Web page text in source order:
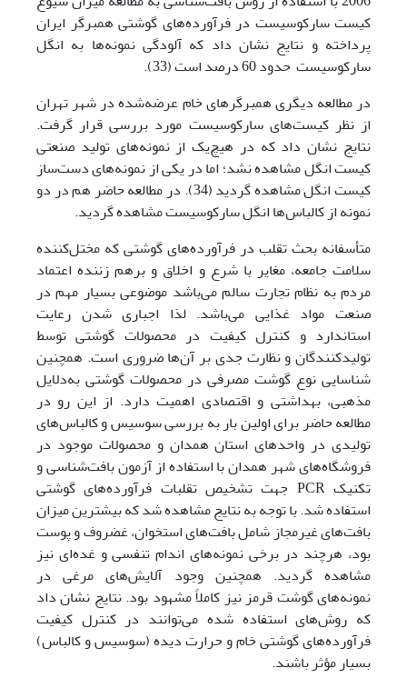
کیست سارکوسیست در فرآورده‌های گوشتی همبرگر ایران
پرداخته و نتایج نشان داد که آلودگی نمونه‌ها به انگل
سارکوسیست ‏ حدود 60 درصد است (33).
در مطالعه دیگری همبرگرهای خام عرضه‌شده در شهر تهران
از نظر کیست‌های سارکوسیست مورد بررسی قرار گرفت.
نتایج نشان داد که در هیچ‌یک از نمونه‌های تولید صنعتی
کیست انگل مشاهده نشد؛ اما در یکی از نمونه‌های دست‌ساز
کیست انگل مشاهده گردید (34). در مطالعه حاضر هم در دو
نمونه از کالباس‌ها انگل سارکوسیست مشاهده گردید.
متأسفانه بحث تقلب در فرآورده‌های گوشتی که مختل‌کننده
سلامت جامعه، مغایر با شرع و اخلاق و برهم زننده‌ اعتماد
مردم به نظام تجارت سالم می‌باشد موضوعی بسیار مهم در
صنعت مواد غذایی می‌باشد. لذا اجباری شدن رعایت
استاندارد و کنترل کیفیت در محصولات گوشتی توسط
تولیدکنندگان و نظارت جدی بر آن‌ها ضروری است. همچنین
شناسایی نوع گوشت مصرفی در محصولات گوشتی به‌دلایل
مذهبی، بهداشتی و اقتصادی اهمیت دارد. از این رو در
مطالعه حاضر برای اولین بار به بررسی سوسیس و کالباس‌های
تولیدی در واحدهای استان همدان و محصولات موجود در
فروشگاه‌های شهر همدان با استفاده از آزمون بافت‌شناسی و
تکنیک PCR جهت تشخیص تقلبات فرآورده‌های گوشتی
استفاده شد. با توجه به نتایج مشاهده شد که بیشترین میزان
بافت‌های غیرمجاز شامل بافت‌های استخوان، غضروف و پوست
بود، هرچند در برخی نمونه‌های اندام تنفسی و غده‌ای نیز
مشاهده گردید. همچنین وجود آلایش‌های مرغی در
نمونه‌های گوشت قرمز نیز کاملاً مشهود بود. نتایج نشان داد
که روش‌های استفاده ‌شده می‌توانند در کنترل کیفیت
فرآورده‌های گوشتی خام و حرارت دیده (سوسیس و کالباس)
بسیار مؤثر باشند.